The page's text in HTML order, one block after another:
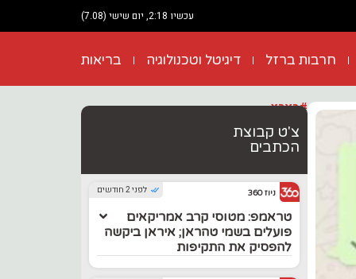
עכשיו 2:18, יום שישי (7.08)
חרבות ברזל דיגיטל וטכנולוגיה בריאות
#בארץ
צ'ט קבוצת
הכתבים
לפני 2 חודשים ניוז 360
טראמפ: מטוסי קרב אמריקאים
פועלים בשמי טהראן; איראן ביקשה
להפסיק את התקיפות